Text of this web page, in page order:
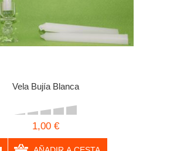
Vela Bujía Blanca
1,00 €